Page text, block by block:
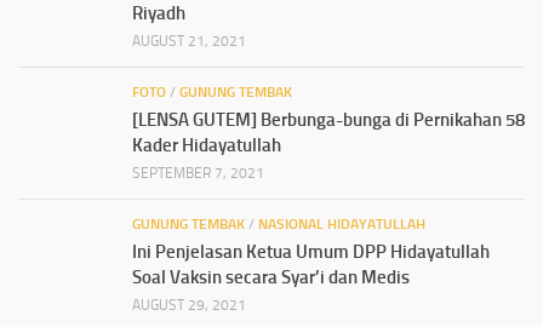
Riyadh
AUGUST 21, 2021
FOTO / GUNUNG TEMBAK
[LENSA GUTEM] Berbunga-bunga di Pernikahan 58
Kader Hidayatullah
SEPTEMBER 7, 2021
GUNUNG TEMBAK / NASIONAL HIDAYATULLAH
Ini Penjelasan Ketua Umum DPP Hidayatullah
Soal Vaksin secara Syar’i dan Medis
AUGUST 29, 2021